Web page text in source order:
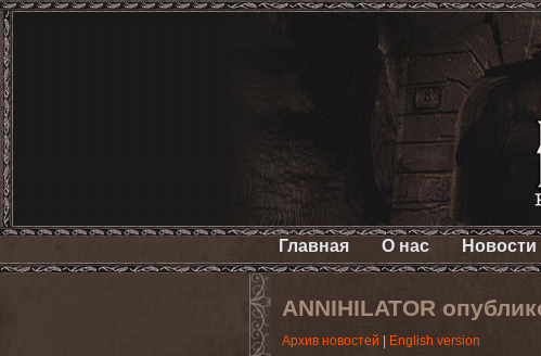
Главная О нас Новости
ANNIHILATOR
Архив новостей
English version